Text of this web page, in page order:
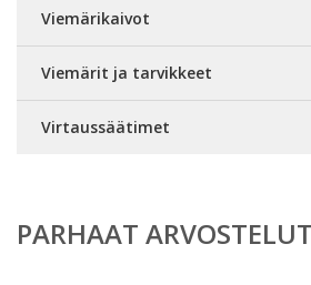
Viemärikaivot
Viemärit ja tarvikkeet
Virtaussäätimet
PARHAAT ARVOSTELUT